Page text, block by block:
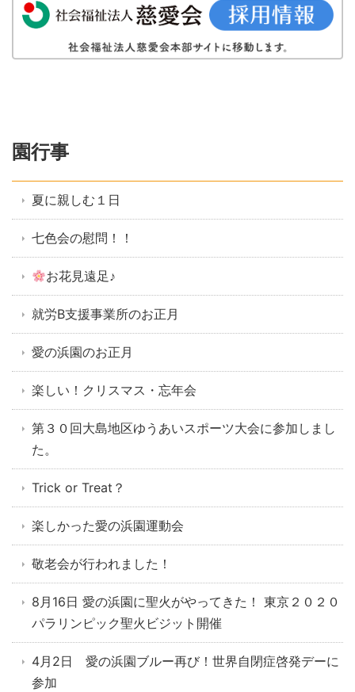
園行事
夏に親しむ１日
七色会の慰問！！
お花見遠足♪
就労B支援事業所のお正月
愛の浜園のお正月
楽しい！クリスマス・忘年会
第３０回大島地区ゆうあいスポーツ大会に参加しまし
た。
Trick or Treat？
楽しかった愛の浜園運動会
敬老会が行われました！
8月16日 愛の浜園に聖火がやってきた！ 東京２０２０
パラリンピック聖火ビジット開催
4月2日 愛の浜園ブルー再び！世界自閉症啓発デーに
参加